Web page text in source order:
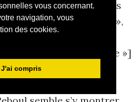
vous concernant.
navigation, vous
des cookies.
J'ai compris
liste seront retenus les
» I [« À Gil »], «
»,
de trabalh
» [« Pour André Remacle »]
».
date du 4 octobre 1963